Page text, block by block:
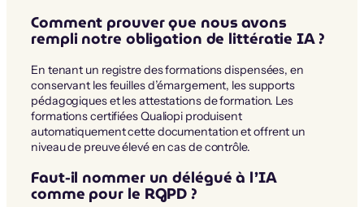
Comment prouver que nous avons
rempli notre obligation de littératie IA ?
En tenant un registre des formations dispensées, en
conservant les feuilles d’émargement, les supports
pédagogiques et les attestations de formation. Les
formations certifiées Qualiopi produisent
automatiquement cette documentation et offrent un
niveau de preuve élevé en cas de contrôle.
Faut-il nommer un délégué à l’IA
comme pour le RGPD ?